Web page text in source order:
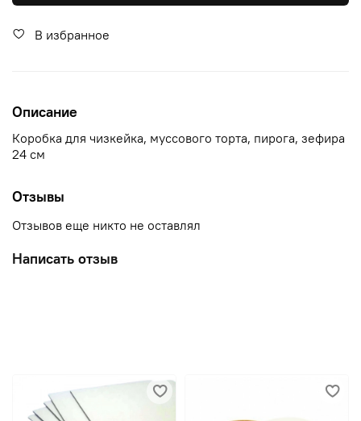
В избранное
Описание
Коробка для чизкейка, муссового торта, пирога, зефира
24 см
Отзывы
Отзывов еще никто не оставлял
Написать отзыв